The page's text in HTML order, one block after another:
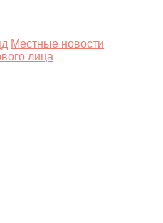
Местные новости
лица